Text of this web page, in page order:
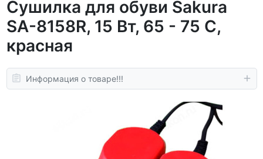
Сушилка для обуви Sakura
SA-8158R, 15 Вт, 65 - 75 С,
красная
Информация о товаре!!!